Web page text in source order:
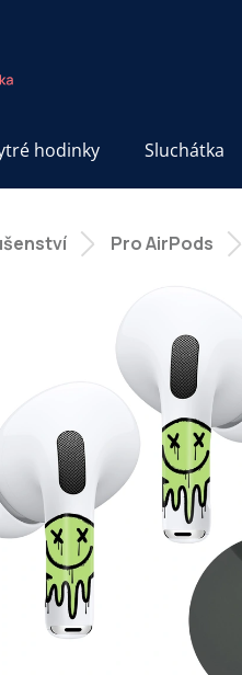
hodinky Sluchátka
Pro AirPods